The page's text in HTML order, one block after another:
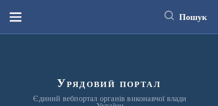
вмістуМеню Пошук
Урядовий портал
Єдиний вебпортал органів виконавчої влади